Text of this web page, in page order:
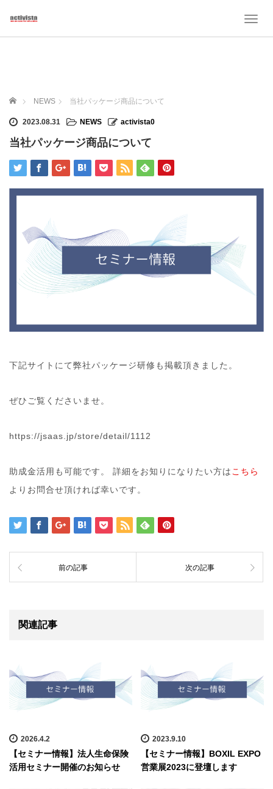
T
o
ホーム NEWS 当社パッケージ商品について
2023.08.31 NEWS activista0
当社パッケージ商品について
下記サイトにて弊社パッケージ研修も掲載頂きました。
ぜひご覧くださいませ。
https://jsaas.jp/store/detail/1112
助成金活用も可能です。 詳細をお知りになりたい方は こちら
よりお問合せ頂ければ幸いです。
前の記事 次の記事
関連記事
2026.4.2
【セミナー情報】法人生命保険
活用セミナー開催のお知らせ
2023.9.10
【セミナー情報】BOXIL EXPO
営業展2023に登壇します